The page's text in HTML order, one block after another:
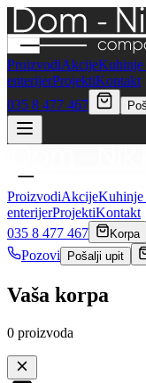
ProizvodiAkcijeKuhinje
enterijerProjektiKontakt
035 8 477 467
ProizvodiAkcijeKuhinje
enterijerProjektiKontakt
035 8 477 467
Korpa
Pozovi Pošalji upit
Vaša korpa
0 proizvoda